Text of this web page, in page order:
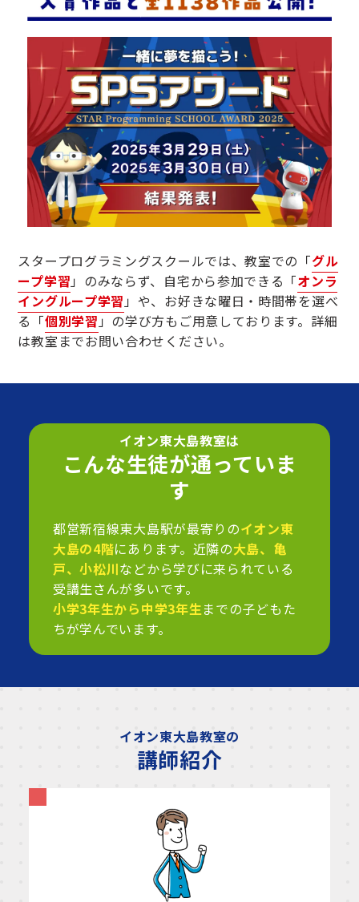
スタープログラミングスクールでは、教室での「グル
ープ学習 」のみならず、自宅から参加できる「オンラ
イングループ学習 」や、お好きな曜日・時間帯を選べ
る「個別学習 」の学び方もご用意しております。詳細
は教室までお問い合わせください。
イオン東大島教室は
こんな生徒が通っていま
す
都営新宿線東大島駅が最寄りのイオン東
大島の4階にあります。近隣の大島、亀
戸、小松川などから学びに来られている
受講生さんが多いです。
小学3年生から中学3年生までの子どもた
ちが学んでいます。
イオン東大島教室の
講師紹介